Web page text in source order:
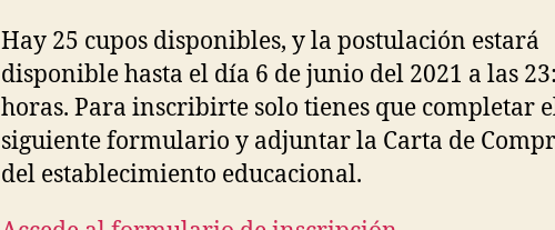
Hay 25 cupos disponibles, y la postulación estará
disponible hasta el día 6 de junio del 2021 a las
horas. Para inscribirte solo tienes que completar
siguiente formulario y adjuntar la Carta de
del establecimiento educacional.